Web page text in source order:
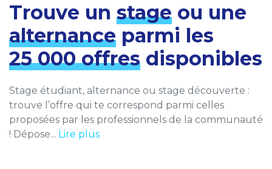
Trouve un stage ou une
alternance parmi les
25 000 offres disponibles
Stage étudiant, alternance ou stage découverte :
trouve l’offre qui te correspond parmi celles
proposées par les professionnels de la communauté
! Dépose... Lire plus